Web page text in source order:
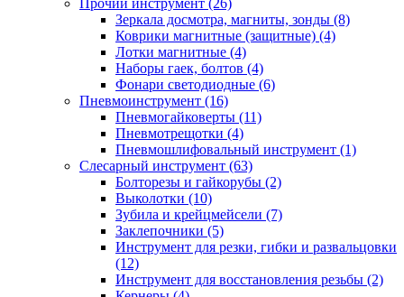
Зеркала досмотра, магниты, зонды (8)
Коврики магнитные (защитные) (4)
Лотки магнитные (4)
Наборы гаек, болтов (4)
Фонари светодиодные (6)
Пневмоинструмент (16)
Пневмогайковерты (11)
Пневмотрещотки (4)
Пневмошлифовальный инструмент (1)
Слесарный инструмент (63)
Болторезы и гайкорубы (2)
Выколотки (10)
Зубила и крейцмейсели (7)
Заклепочники (5)
Инструмент для резки, гибки и развальцовки
(12)
Инструмент для восстановления резьбы (2)